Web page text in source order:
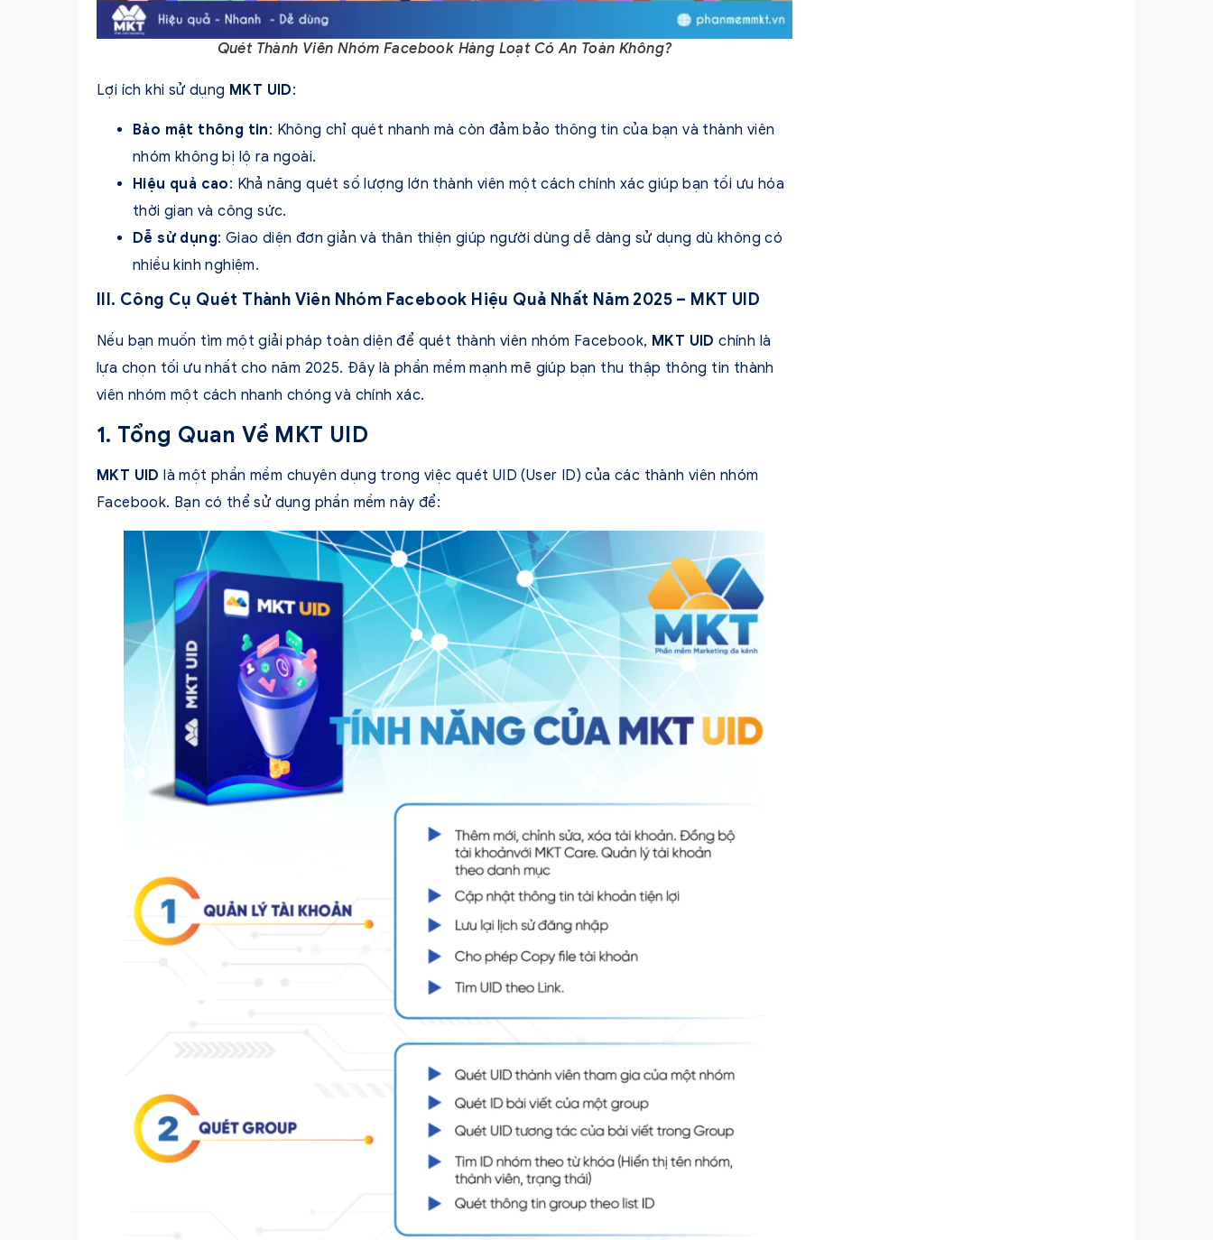
Quét Thành Viên Nhóm Facebook Hàng Loạt Có An Toàn Không?
Lợi ích khi sử dụng MKT UID:
Bảo mật thông tin: Không chỉ quét nhanh mà còn đảm bảo thông tin của bạn và thành viên
nhóm không bị lộ ra ngoài.
Hiệu quả cao: Khả năng quét số lượng lớn thành viên một cách chính xác giúp bạn tối ưu hóa
thời gian và công sức.
Dễ sử dụng: Giao diện đơn giản và thân thiện giúp người dùng dễ dàng sử dụng dù không có
nhiều kinh nghiệm.
III. Công Cụ Quét Thành Viên Nhóm Facebook Hiệu Quả Nhất Năm 2025 – MKT UID
Nếu bạn muốn tìm một giải pháp toàn diện để quét thành viên nhóm Facebook, MKT UID chính là
lựa chọn tối ưu nhất cho năm 2025. Đây là phần mềm mạnh mẽ giúp bạn thu thập thông tin thành
viên nhóm một cách nhanh chóng và chính xác.
1. Tổng Quan Về MKT UID
MKT UID là một phần mềm chuyên dụng trong việc quét UID (User ID) của các thành viên nhóm
Facebook. Bạn có thể sử dụng phần mềm này để: